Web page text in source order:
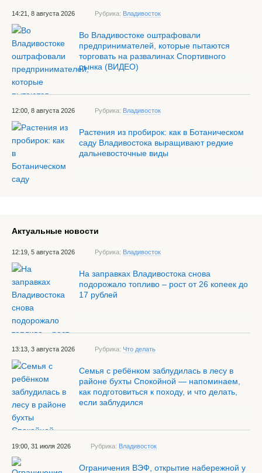
14:21, 8 августа 2026 Рубрика: Владивосток
Во Владивостоке оштрафовали
предпринимателей, которые пытаются
торговать на развалинах Спортивного
рынка (ВИДЕО)
12:00, 8 августа 2026 Рубрика: Владивосток
Растения из пробирок: как в Ботаническом
саду Владивостока выращивают редкие
дальневосточные виды
Актуальные новости
12:19, 5 августа 2026 Рубрика: Владивосток
На заправках Владивостока снова
подорожало топливо – рост от 26 копеек до
17 рублей
13:13, 3 августа 2026 Рубрика: Что делать
Семья с ребёнком заблудилась в лесу в
районе бухты Спокойной — напоминаем,
как подготовиться к походу, и что делать,
если заблудился
19:00, 31 июля 2026 Рубрика: Владивосток
Ограничения ВЭФ, открытие набережной у